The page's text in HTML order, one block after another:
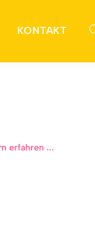
KONTAKT
erfahren ...